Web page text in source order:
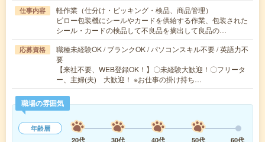
仕事内容
軽作業（仕分け・ピッキング・検品、商品管理）
ピロー包装機にシールやカードを供給する作業、包装された
シール・カードの検品して不良品を摘出して良品の…
応募資格
職種未経験OK / ブランクOK / パソコンスキル不要 / 英語力不
要
【来社不要、WEB登録OK！】〇未経験大歓迎！〇フリータ
ー、主婦(夫) 大歓迎！ ※お仕事の掛け持ち…
職場の雰囲気
年齢層
20代
30代 40代 50代 60代